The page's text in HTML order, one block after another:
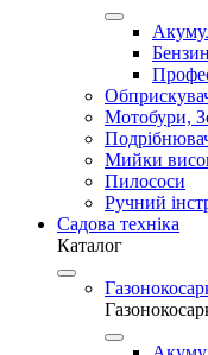
Мотобури,
Мийки
Пилососи
Ручний
Садова техніка
Каталог